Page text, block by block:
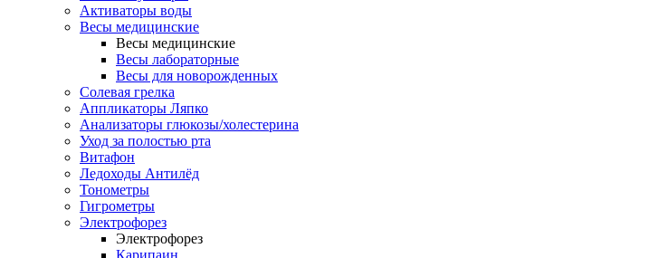
Активаторы воды
Весы медицинские
Весы медицинские
Весы лабораторные
Весы для новорожденных
Солевая грелка
Аппликаторы Ляпко
Анализаторы глюкозы/холестерина
Уход за полостью рта
Витафон
Ледоходы Антилёд
Тонометры
Гигрометры
Электрофорез
Электрофорез
Карипаин